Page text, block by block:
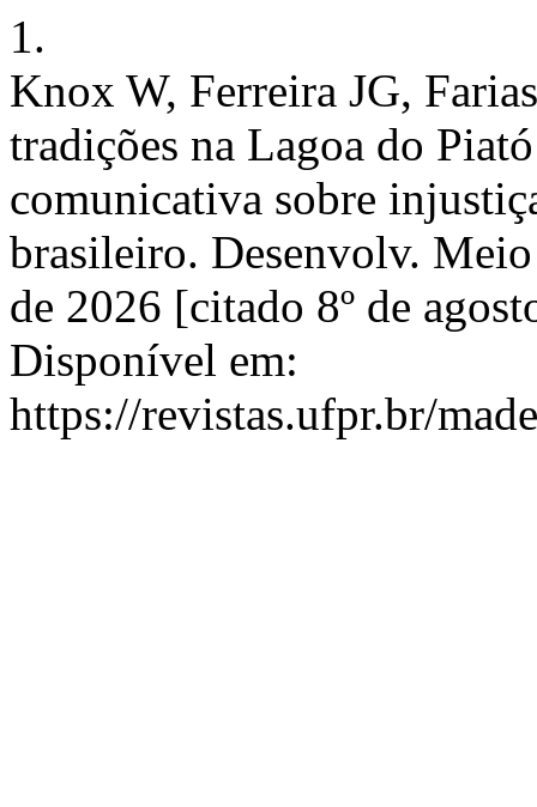
1.
Knox W, Ferreira JG,
tradições na Lagoa do
comunicativa sobre
brasileiro. Desenvolv.
de 2026 [citado 8º de
Disponível em:
https://revistas.ufpr.br/